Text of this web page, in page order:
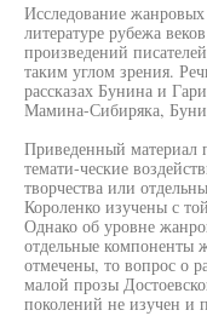
Исследование
литературе рубежа
произведений
таким углом зрения.
рассказах Бунина и
Мамина-Сибиряка,
Приведенный материал
темати-ческие
творчества или
Короленко изучены с
Однако об уровне
отдельные компоненты
отмечены, то вопрос о
малой прозы
поколений не изучен и